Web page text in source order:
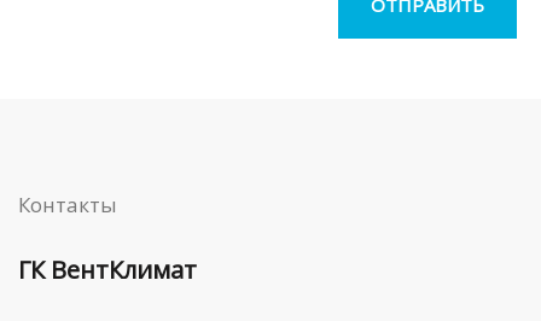
Контакты
ГК ВентКлимат